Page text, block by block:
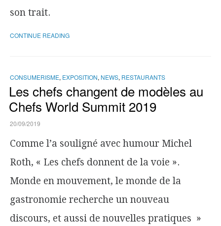
son trait.
CONTINUE READING
CONSUMERISME, EXPOSITION, NEWS, RESTAURANTS
Les chefs changent de modèles au
Chefs World Summit 2019
20/09/2019
Comme l’a souligné avec humour Michel
Roth, « Les chefs donnent de la voie ».
Monde en mouvement, le monde de la
gastronomie recherche un nouveau
discours, et aussi de nouvelles pratiques »